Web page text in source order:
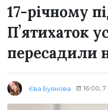
17-річному
Пʼятихаток
пересадили
Єва Буянова 16:00,